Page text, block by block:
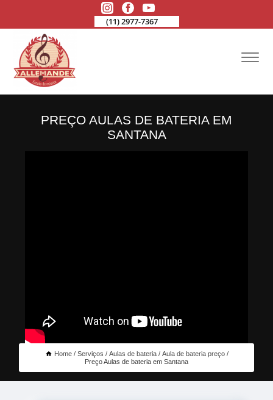
(11) 2977-7367
PREÇO AULAS DE BATERIA EM
SANTANA
Home Serviços Aulas de bateria
Aula de bateria preço
Preço Aulas de bateria em Santana